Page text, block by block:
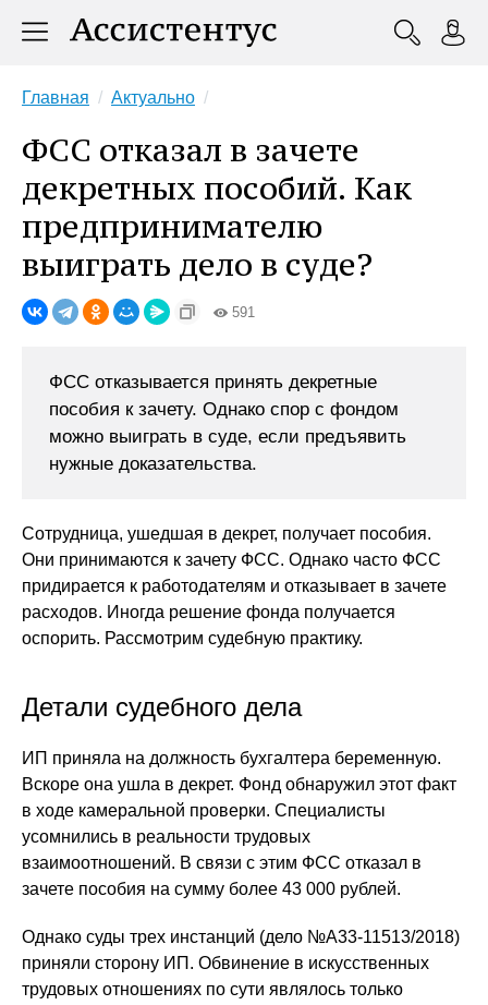
Главная Актуально
ФСС отказал в зачете
декретных пособий. Как
предпринимателю
выиграть дело в суде?
591
ФСС отказывается принять декретные
пособия к зачету. Однако спор с фондом
можно выиграть в суде, если предъявить
нужные доказательства.
Сотрудница, ушедшая в декрет, получает пособия.
Они принимаются к зачету ФСС. Однако часто ФСС
придирается к работодателям и отказывает в зачете
расходов. Иногда решение фонда получается
оспорить. Рассмотрим судебную практику.
Детали судебного дела
ИП приняла на должность бухгалтера беременную.
Вскоре она ушла в декрет. Фонд обнаружил этот факт
в ходе камеральной проверки. Специалисты
усомнились в реальности трудовых
взаимоотношений. В связи с этим ФСС отказал в
зачете пособия на сумму более 43 000 рублей.
Однако суды трех инстанций (дело №А33-11513/2018)
приняли сторону ИП. Обвинение в искусственных
трудовых отношениях по сути являлось только